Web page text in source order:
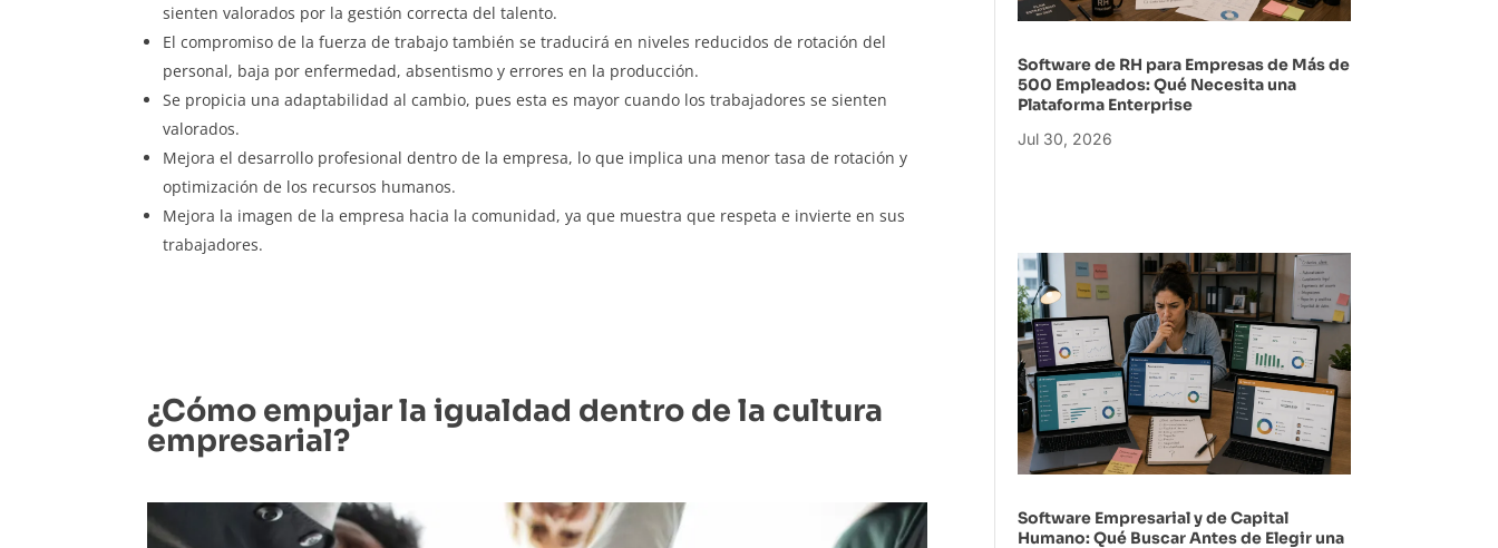
sienten valorados por la gestión correcta del talento.
El compromiso de la fuerza de trabajo también se traducirá en niveles reducidos de rotación del
personal, baja por enfermedad, absentismo y errores en la producción.
Se propicia una adaptabilidad al cambio, pues esta es mayor cuando los trabajadores se sienten
valorados.
Mejora el desarrollo profesional dentro de la empresa, lo que implica una menor tasa de rotación y
optimización de los recursos humanos.
Mejora la imagen de la empresa hacia la comunidad, ya que muestra que respeta e invierte en sus
trabajadores.
¿Cómo empujar la igualdad dentro de la cultura
empresarial?
Software de RH para Empresas de Más de
500 Empleados: Qué Necesita una
Plataforma Enterprise
Jul 30, 2026
Software Empresarial y de Capital
Humano: Qué Buscar Antes de Elegir una